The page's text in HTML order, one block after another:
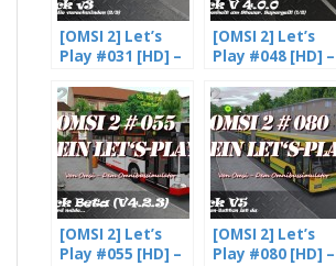
[OMSI 2] Let’s
Play #031 [HD] –
verschwinden –
Gladbeck V3 (2/3)
[OMSI 2] Let’s
Play #048 [HD] –
Beta –
Trunkenheit am
Steuer?
Supergeil! L255
(1/2)
[OMSI 2] Let’s
Play #055 [HD] –
[OMSI 2] Let’s
Play #080 [HD] –